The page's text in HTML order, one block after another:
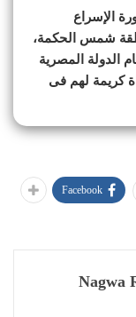
الإسراع
شمس الحكمة،
الدولة المصرية
كريمة لهم فى
Facebook
Nagwa